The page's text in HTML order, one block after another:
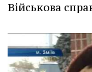
Військова